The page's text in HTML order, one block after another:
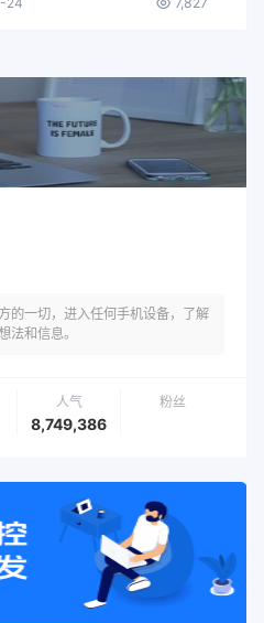
的一切，进入任何手机设备，了解
法和信息。
人气
8,749,386
粉丝